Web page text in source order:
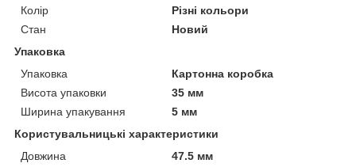
Колір
Різні кольори
Стан
Новий
Упаковка
Упаковка
Картонна коробка
Висота упаковки
35 мм
Ширина упакування
5 мм
Користувальницькі характеристики
Довжина
47.5 мм